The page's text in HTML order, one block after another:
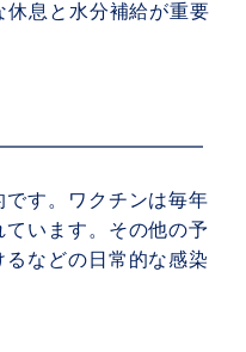
息と水分補給が重要
す。ワクチンは毎年
います。その他の予
などの日常的な感染